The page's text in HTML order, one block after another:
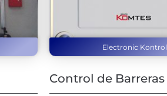
Electronic Kontrol
Control de Barreras